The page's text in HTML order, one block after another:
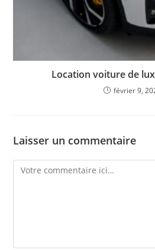
Location voiture de
février 9,
Laisser un commentaire
Comment